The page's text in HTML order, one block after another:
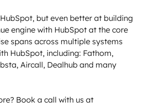
but even better at building
engine with HubSpot at the core
spans across multiple systems
HubSpot, including: Fathom,
Aircall, Dealhub and many
Book a call with us at